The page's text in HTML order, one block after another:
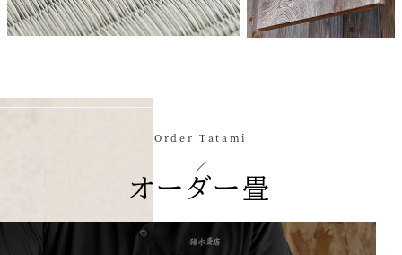
Order Tatami
オーダー畳